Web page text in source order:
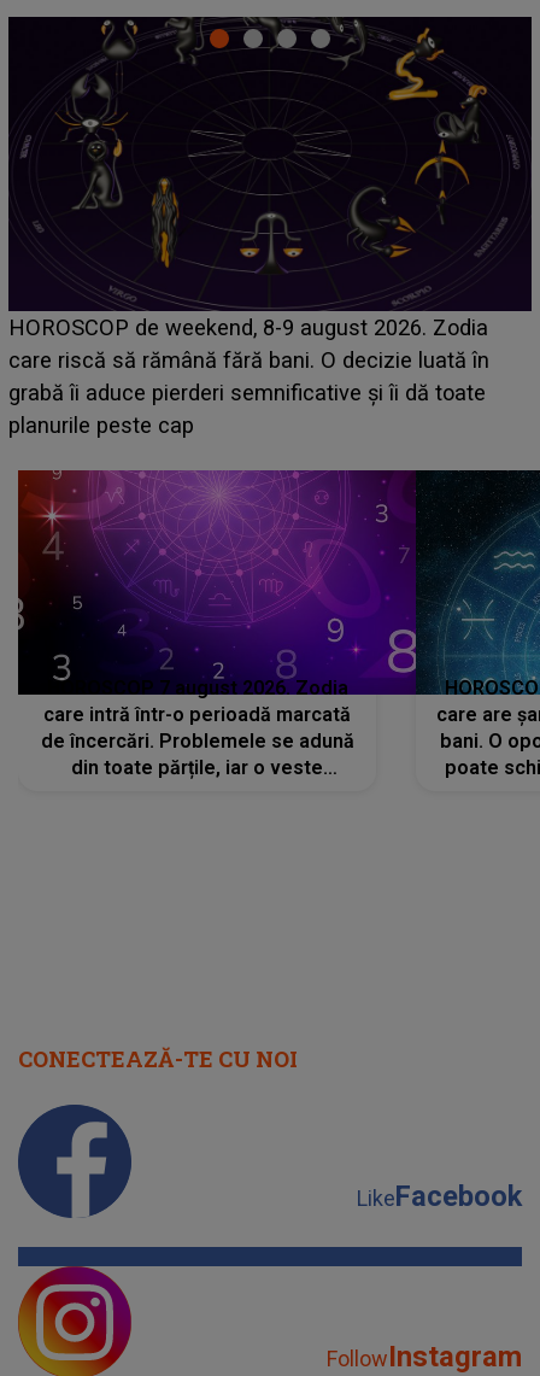
Emanuel a ținut ACEST DETALIU ASCUNS până
acum! În fața Alexandrei, concurentul din Casa Iubirii
face o MĂRTURISIRE NEAȘTEPTATĂ despre mama
sa: "I-am spus și ei în față, eu nu te iubesc pentru
HOROSCOP 7 august 2026. Zodia
care intră într-o perioadă marcată
de încercări. Problemele se adună
din toate părțile, iar o veste
care are
bani. O
poate
CONECTEAZĂ-TE CU NOI
LikeFacebook
FollowInstagram